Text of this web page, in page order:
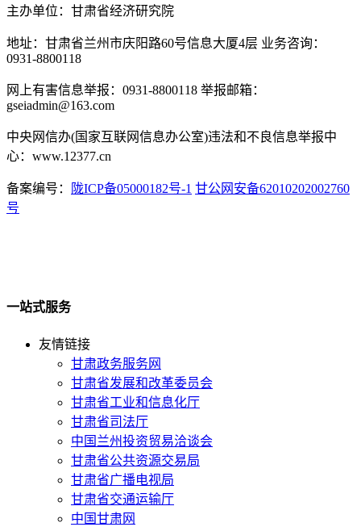
主办单位：甘肃省经济研究院
地址：甘肃省兰州市庆阳路60号信息大厦4层 业务咨询：
0931-8800118
网上有害信息举报：0931-8800118 举报邮箱：
gseiadmin@163.com
中央网信办(国家互联网信息办公室)违法和不良信息举报中
心：www.12377.cn
备案编号： 陇ICP备05000182号-1 甘公网安备62010202002760
号
一站式服务
友情链接
甘肃政务服务网
甘肃省发展和改革委员会
甘肃省工业和信息化厅
甘肃省司法厅
中国兰州投资贸易洽谈会
甘肃省公共资源交易局
甘肃省广播电视局
甘肃省交通运输厅
中国甘肃网